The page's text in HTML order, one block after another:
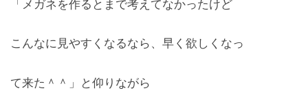
「メガネを作るとまで考えてなかったけど
こんなに見やすくなるなら、早く欲しくなっ
て来た＾＾」と仰りながら